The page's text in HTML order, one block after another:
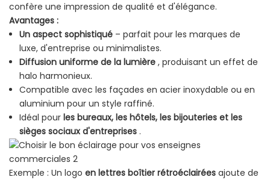
confère une impression de qualité et d'élégance.
Avantages :
Un aspect sophistiqué– parfait pour les marques de
luxe, d'entreprise ou minimalistes.
Diffusion uniforme de la lumière, produisant un effet de
halo harmonieux.
Compatible avec les façades en acier inoxydable ou en
aluminium pour un style raffiné.
Idéal pour les bureaux, les hôtels, les bijouteries et les
sièges sociaux d'entreprises.
Exemple : Un logo en lettres boîtier rétroéclairées ajoute de